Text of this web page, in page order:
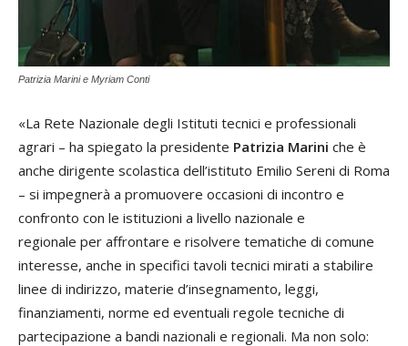
Patrizia Marini e Myriam Conti
«La Rete Nazionale degli Istituti tecnici e professionali
agrari – ha spiegato la presidente Patrizia Marini che è
anche dirigente scolastica dell’istituto Emilio Sereni di Roma
– si impegnerà a promuovere occasioni di incontro e
confronto con le istituzioni a livello nazionale e
regionale per affrontare e risolvere tematiche di comune
interesse, anche in specifici tavoli tecnici mirati a stabilire
linee di indirizzo, materie d’insegnamento, leggi,
finanziamenti, norme ed eventuali regole tecniche di
partecipazione a bandi nazionali e regionali. Ma non solo: